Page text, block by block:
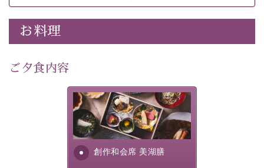
個室料亭、貸切風呂のご利用が可能な上、 安心安全にご
滞在いただけるよう
30項目以上からなる独自の衛生・消毒プログラムの基、
---------------------------------------------
■内容&特典■
40分無料
1人1,000円分の館内利用券（お飲み物やお土産などに
「千人風呂」で有名な 片倉館のご入浴券
クレンジング、化粧水、乳液
お料理
ご夕食内容
創作和会席 美湖膳
美湖膳とは諏訪の地で特別を
提供する為に料理長・神原 裕
明が考え出した創作和会席で
す。美しい諏訪湖の幸...